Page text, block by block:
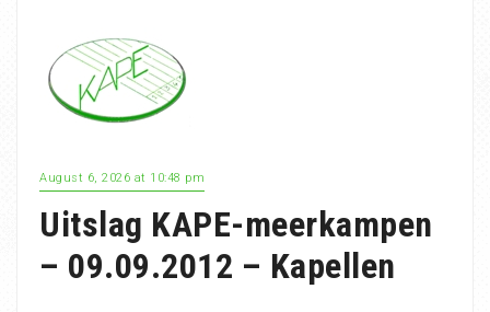
August 6, 2026 at 10:48 pm
Uitslag KAPE-meerkampen
– 09.09.2012 – Kapellen